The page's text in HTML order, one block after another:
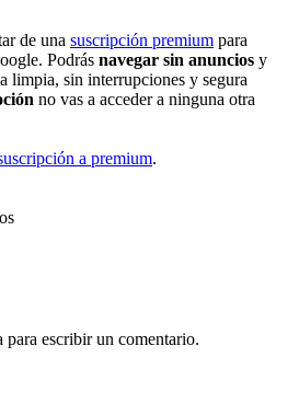
de una suscripción premium para
Podrás navegar sin anuncios y
limpia, sin interrupciones y segura
no vas a acceder a ninguna otra
a premium.
para escribir un comentario.